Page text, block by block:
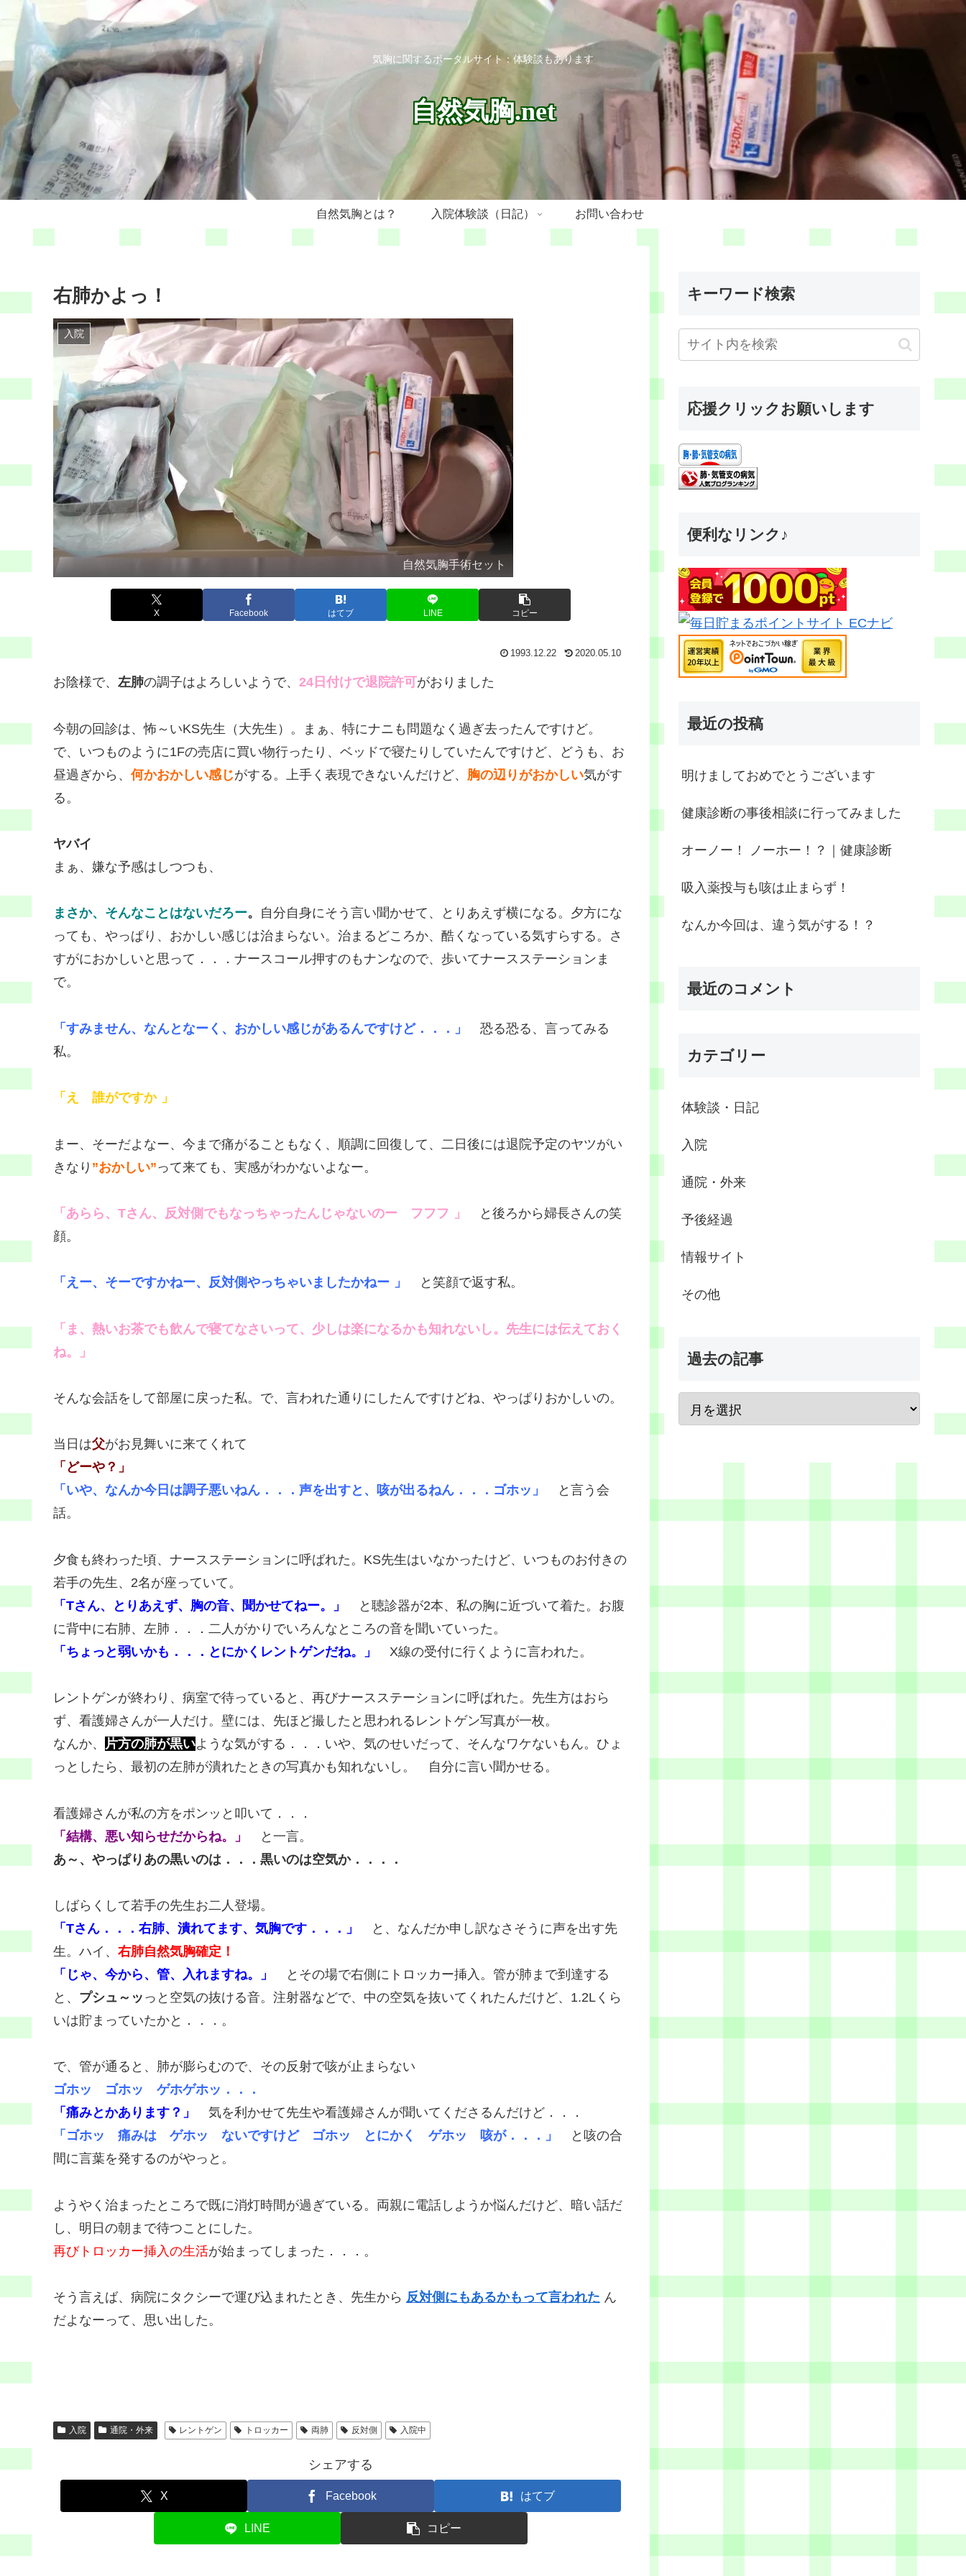
気胸に関するポータルサイト：体験談もあります
自然気胸.net
自然気胸とは？ 入院体験談（日記） お問い合わせ
右肺かよっ！
入院
自然気胸手術セット
X Facebook はてブ LINE コピー
1993.12.22 2020.05.10
お陰様で、 左肺の調子はよろしいようで、 24日付けで退院許可がおりました
今朝の回診は、怖～いKS先生（大先生）。まぁ、特にナニも問題なく過ぎ去ったんですけど。
で、いつものように1Fの売店に買い物行ったり、ベッドで寝たりしていたんですけど、どうも、お
昼過ぎから、 何かおかしい感じがする。上手く表現できないんだけど、 胸の辺りがおかしい気がす
る。
ヤバイ
まぁ、嫌な予感はしつつも、
まさか、そんなことはないだろー。 自分自身にそう言い聞かせて、とりあえず横になる。夕方にな
っても、やっぱり、おかしい感じは治まらない。治まるどころか、酷くなっている気すらする。さ
すがにおかしいと思って．．．ナースコール押すのもナンなので、歩いてナースステーションま
で。
「すみません、なんとなーく、おかしい感じがあるんですけど．．．」
恐る恐る、言ってみる
私。
「え 誰がですか 」
まー、そーだよなー、今まで痛がることもなく、順調に回復して、二日後には退院予定のヤツがい
きなり ”おかしい”って来ても、実感がわかないよなー。
「あらら、Tさん、反対側でもなっちゃったんじゃないのー フフフ 」
と後ろから婦長さんの笑
顔。
「えー、そーですかねー、反対側やっちゃいましたかねー 」 と笑顔で返す私。
「ま、熱いお茶でも飲んで寝てなさいって、少しは楽になるかも知れないし。先生には伝えておく
ね。」
そんな会話をして部屋に戻った私。で、言われた通りにしたんですけどね、やっぱりおかしいの。
当日は父がお見舞いに来てくれて
「どーや？」
「いや、なんか今日は調子悪いねん．．．声を出すと、咳が出るねん．．．ゴホッ」
と言う会
話。
夕食も終わった頃、ナースステーションに呼ばれた。KS先生はいなかったけど、いつものお付きの
若手の先生、2名が座っていて。
「Tさん、とりあえず、胸の音、聞かせてねー。」
と聴診器が2本、私の胸に近づいて着た。お腹
に背中に右肺、左肺．．．二人がかりでいろんなところの音を聞いていった。
「ちょっと弱いかも．．．とにかくレントゲンだね。」
X線の受付に行くように言われた。
レントゲンが終わり、病室で待っていると、再びナースステーションに呼ばれた。先生方はおら
ず、看護婦さんが一人だけ。壁には、先ほど撮したと思われるレントゲン写真が一枚。
なんか、 片方の肺が黒いような気がする．．．いや、気のせいだって、そんなワケないもん。ひょ
っとしたら、最初の左肺が潰れたときの写真かも知れないし。 自分に言い聞かせる。
看護婦さんが私の方をポンッと叩いて．．．
「結構、悪い知らせだからね。」
と一言。
あ～、やっぱりあの黒いのは．．．黒いのは空気か．．．．
しばらくして若手の先生お二人登場。
「Tさん．．．右肺、潰れてます、気胸です．．．」
と、なんだか申し訳なさそうに声を出す先
生。ハイ、 右肺自然気胸確定！
「じゃ、今から、管、入れますね。」
とその場で右側にトロッカー挿入。管が肺まで到達する
と、 プシュ～ッ っと空気の抜ける音。注射器などで、中の空気を抜いてくれたんだけど、1.2Lくら
いは貯まっていたかと．．．。
で、管が通ると、肺が膨らむので、その反射で咳が止まらない
ゴホッ ゴホッ ゲホゲホッ．．．
「痛みとかあります？」
気を利かせて先生や看護婦さんが聞いてくださるんだけど．．．
「ゴホッ 痛みは ゲホッ ないですけど ゴホッ とにかく ゲホッ 咳が．．．」
と咳の合
間に言葉を発するのがやっと。
ようやく治まったところで既に消灯時間が過ぎている。両親に電話しようか悩んだけど、暗い話だ
し、明日の朝まで待つことにした。
再びトロッカー挿入の生活が始まってしまった．．．。
そう言えば、病院にタクシーで運び込まれたとき、先生から 反対側にもあるかもって言われた ん
だよなーって、思い出した。
入院 通院・外来 レントゲン トロッカー 両肺 反対側 入院中
シェアする
X Facebook はてブ
LINE コピー
キーワード検索
応援クリックお願いします
便利なリンク♪
最近の投稿
明けましておめでとうございます
健康診断の事後相談に行ってみました
オーノー！ ノーホー！？｜健康診断
吸入薬投与も咳は止まらず！
なんか今回は、違う気がする！？
最近のコメント
カテゴリー
体験談・日記
入院
通院・外来
予後経過
情報サイト
その他
過去の記事